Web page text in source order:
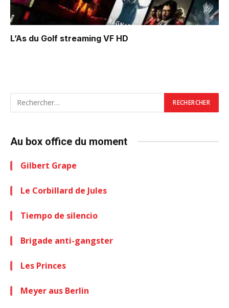
L’As du Golf streaming VF HD
Au box office du moment
Gilbert Grape
Le Corbillard de Jules
Tiempo de silencio
Brigade anti-gangster
Les Princes
Meyer aus Berlin